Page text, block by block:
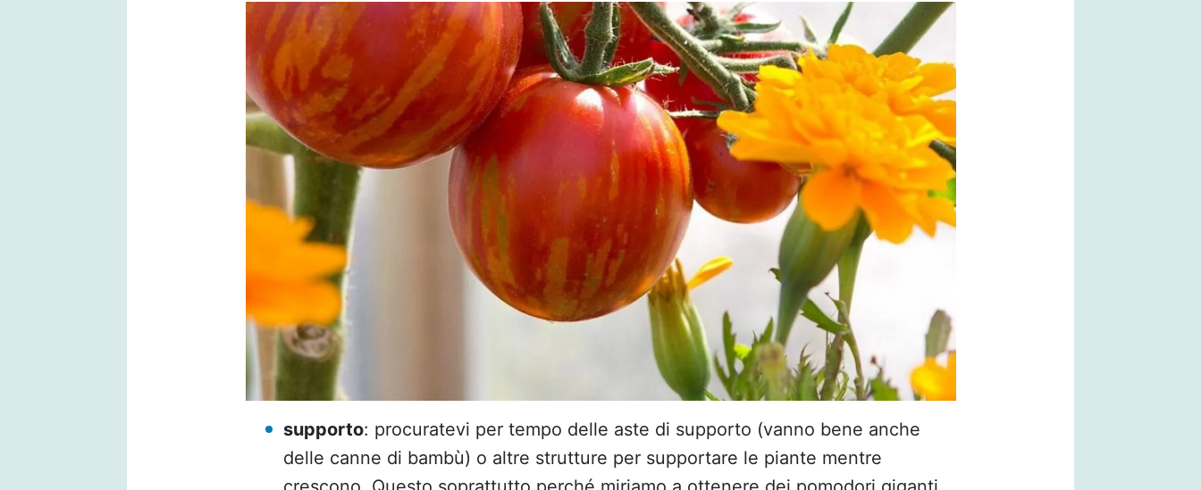
supporto: procuratevi per tempo delle aste di supporto (vanno bene anche
delle canne di bambù) o altre strutture per supportare le piante mentre